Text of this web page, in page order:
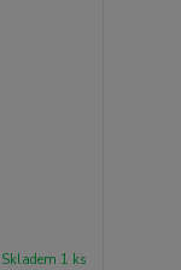
Skladem 1 ks